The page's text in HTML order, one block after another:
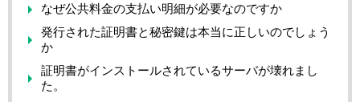
なぜ公共料金の支払い明細が必要なのですか
発行された証明書と秘密鍵は本当に正しいのでしょう
か
証明書がインストールされているサーバが壊れまし
た。